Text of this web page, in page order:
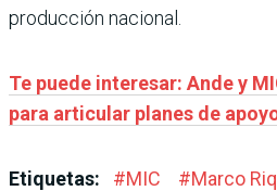
producción nacional.
Te puede interesar: Ande y
para articular planes de
Etiquetas: #MIC #Marco